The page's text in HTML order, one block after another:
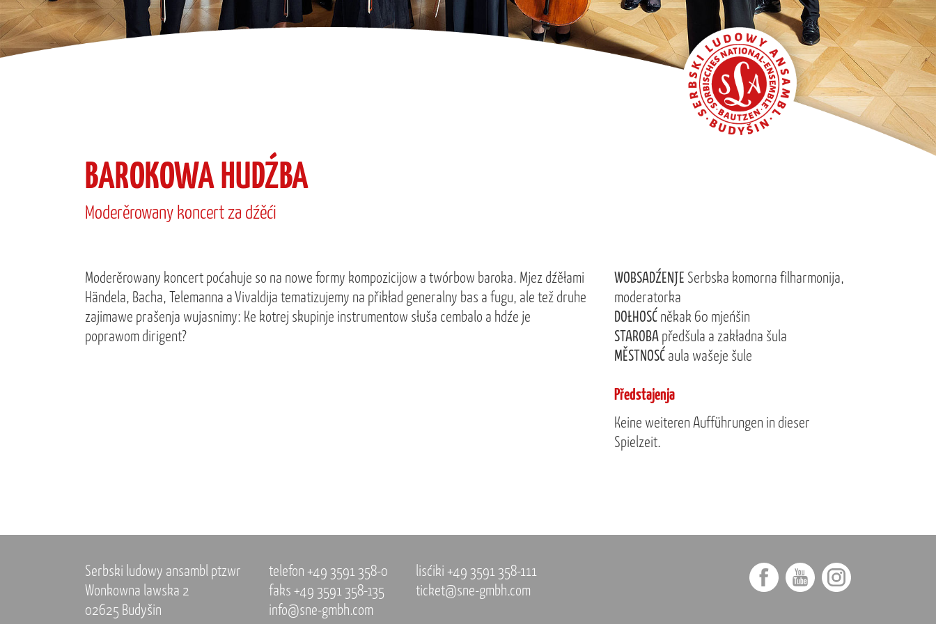
BAROKOWA HUDŹBA
Moderěrowany koncert za dźěći
Moderěrowany koncert poćahuje so na nowe formy kompozicijow a twórbow baroka. Mjez dźěłami
Händela, Bacha, Telemanna a Vivaldija tematizujemy na přikład generalny bas a fugu, ale tež druhe
zajimawe prašenja wujasnimy: Ke kotrej skupinje instrumentow słuša cembalo a hdźe je
poprawom dirigent?
WOBSADŹENJE Serbska komorna filharmonija,
moderatorka
DOŁHOSĆ někak 60 mjeńšin
STAROBA předšula a zakładna šula
MĚSTNOSĆ aula wašeje šule
Předstajenja
Keine weiteren Aufführungen in dieser
Spielzeit.
Serbski ludowy ansambl ptzwr
Wonkowna lawska 2
02625 Budyšin
telefon +49 3591 358-0
faks +49 3591 358-135
info@sne-gmbh.com
lisćiki +49 3591 358-111
ticket@sne-gmbh.com